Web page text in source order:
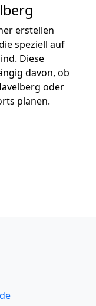
erstellen
speziell auf
Diese
davon, ob
oder
planen.